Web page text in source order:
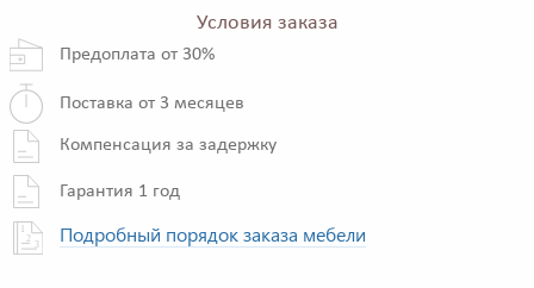
Условия заказа
Предоплата от 30%
Поставка от 3 месяцев
Компенсация за задержку
Гарантия 1 год
Подробный порядок заказа мебели